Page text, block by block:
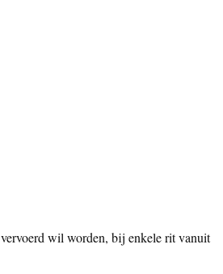
wil worden, bij enkele rit vanuit